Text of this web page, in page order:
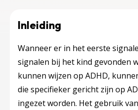
Inleiding
Wanneer er in het eerste
signalen bij het kind gevonden
kunnen wijzen op ADHD,
die specifieker gericht zijn op
ingezet worden. Het gebruik